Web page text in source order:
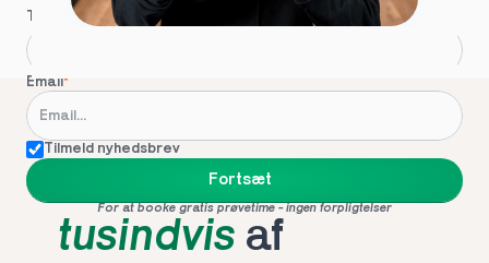
Telefon*
Email*
Tilmeld nyhedsbrev
Fortsæt
For at booke gratis prøvetime - ingen forpligtelser
tusindvis af